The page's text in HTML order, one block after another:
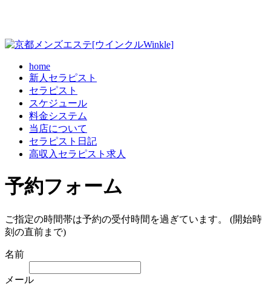
home
新人セラピスト
セラピスト
スケジュール
料金システム
当店について
セラピスト日記
高収入セラピスト求人
予約フォーム
ご指定の時間帯は予約の受付時間を過ぎています。 (開始時
刻の直前まで)
名前
メール